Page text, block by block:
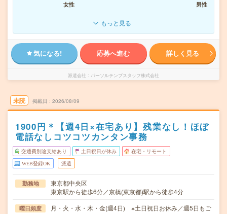
女性
男性
もっと見る
気になる! 応募へ進む 詳しく見る
派遣会社 パーソルテンプスタッフ株式会社
未読 掲載日 2026/08/09
1900円＊【週4日×在宅あり】残業なし！ほぼ
電話なしコツコツカンタン事務
交通費別途支給あり 土日祝日が休み 在宅・リモート
WEB登録OK 派遣
勤務地
東京都中央区
東京駅から徒歩6分／京橋(東京都)駅から徒歩4分
曜日頻度
月・火・水・木・金(週4日) ※土日祝日お休み／週5日もご